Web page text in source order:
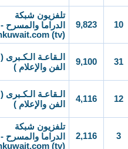
10
9,823
تلفزيون شبكة
الدراما والمسرح -
(fnkuwait.com (tv
31
9,100
الـقاعـة الـكـبرى (
الفن والإعلام )
12
4,116
الـقاعـة الـكـبرى (
الفن والإعلام )
3
2,116
تلفزيون شبكة
الدراما والمسرح -
(fnkuwait.com (tv